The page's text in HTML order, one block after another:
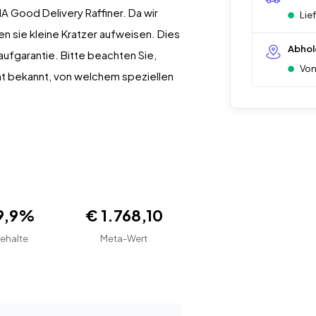
Good Delivery Raffiner. Da wir
sie kleine Kratzer aufweisen. Dies
Bitte beachten Sie,
bekannt, von welchem speziellen
€ 1.768,10
Meta-Wert